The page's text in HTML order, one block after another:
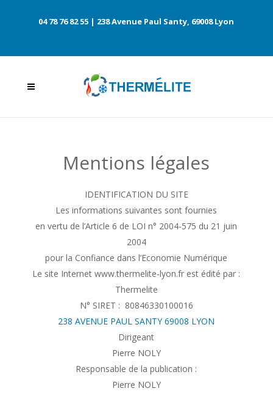
04 78 76 82 55 | 238 Avenue Paul Santy, 69008 Lyon
Mentions légales
IDENTIFICATION DU SITE
Les informations suivantes sont fournies
en vertu de l’Article 6 de LOI n° 2004-575 du 21 juin
2004
pour la Confiance dans l’Economie Numérique
Le site Internet www.thermelite-lyon.fr est édité par :
Thermelite
N° SIRET : 80846330100016
238 AVENUE PAUL SANTY 69008 LYON
Dirigeant
Pierre NOLY
Responsable de la publication :
Pierre NOLY